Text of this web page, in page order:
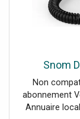
Snom
Non
abonnement
Annuaire